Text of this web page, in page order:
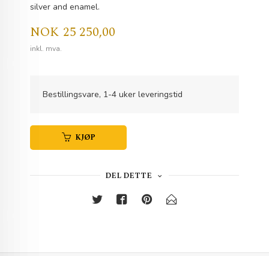
silver and enamel.
Pris
NOK 25 250,00
inkl. mva.
Bestillingsvare, 1-4 uker leveringstid
KJØP
DEL DETTE